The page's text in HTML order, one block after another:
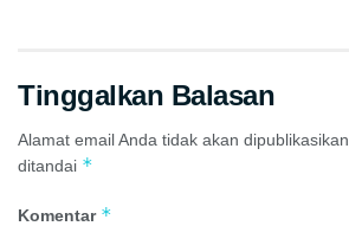
Tinggalkan Balasan
Alamat email Anda tidak akan dipublikasikan.
ditandai *
Komentar *